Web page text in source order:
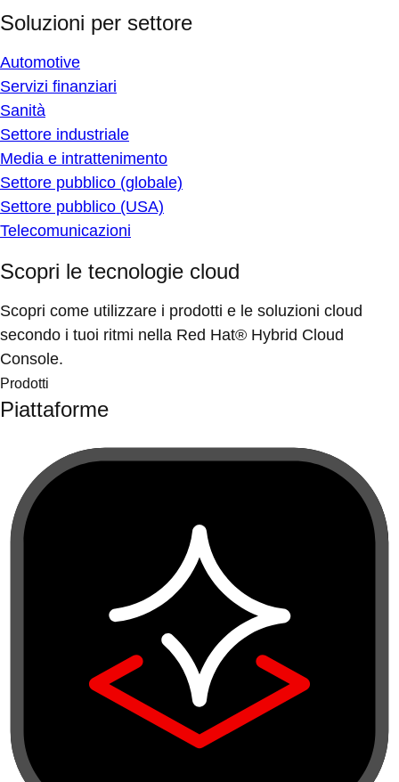
Soluzioni per settore
Automotive
Servizi finanziari
Sanità
Settore industriale
Media e intrattenimento
Settore pubblico (globale)
Settore pubblico (USA)
Telecomunicazioni
Scopri le tecnologie cloud
Scopri come utilizzare i prodotti e le soluzioni cloud
secondo i tuoi ritmi nella Red Hat® Hybrid Cloud
Console.
Prodotti
Piattaforme